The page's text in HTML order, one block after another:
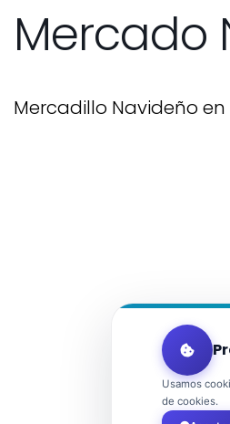
Mercado
Mercadillo Navideño
Usamos
de cookies.